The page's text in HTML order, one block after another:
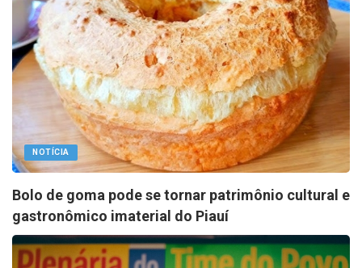
NOTÍCIA
Bolo de goma pode se tornar patrimônio cultural e
gastronômico imaterial do Piauí